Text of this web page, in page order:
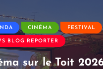
CINÉMA FESTIVAL
BLOG REPORTER
sur le Toit